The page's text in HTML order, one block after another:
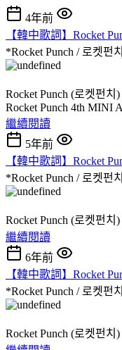
4年前
【韓中歌詞】Rocket
*Rocket Punch / 로켓펀치
Rocket Punch (로켓펀
Rocket Punch 4th
繼續閱讀
5年前
【韓中歌詞】Rocket
*Rocket Punch / 로켓펀치
Rocket Punch (로켓펀치
繼續閱讀
6年前
【韓中歌詞】Rocket
*Rocket Punch / 로켓펀치
Rocket Punch (로켓펀치